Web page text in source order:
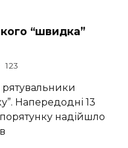
“швидка”
123
Напередодні 13
надійшло